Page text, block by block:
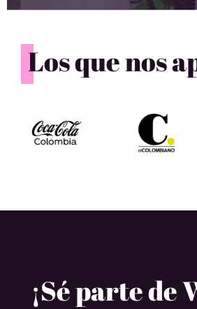
Los que nos
¡Sé parte de